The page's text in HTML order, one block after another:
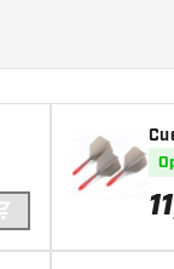
IN WINKELWAGEN11